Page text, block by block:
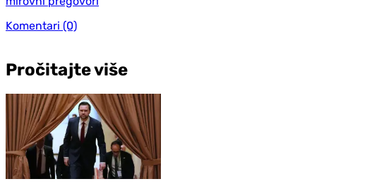
Komentari (0)
Pročitajte više